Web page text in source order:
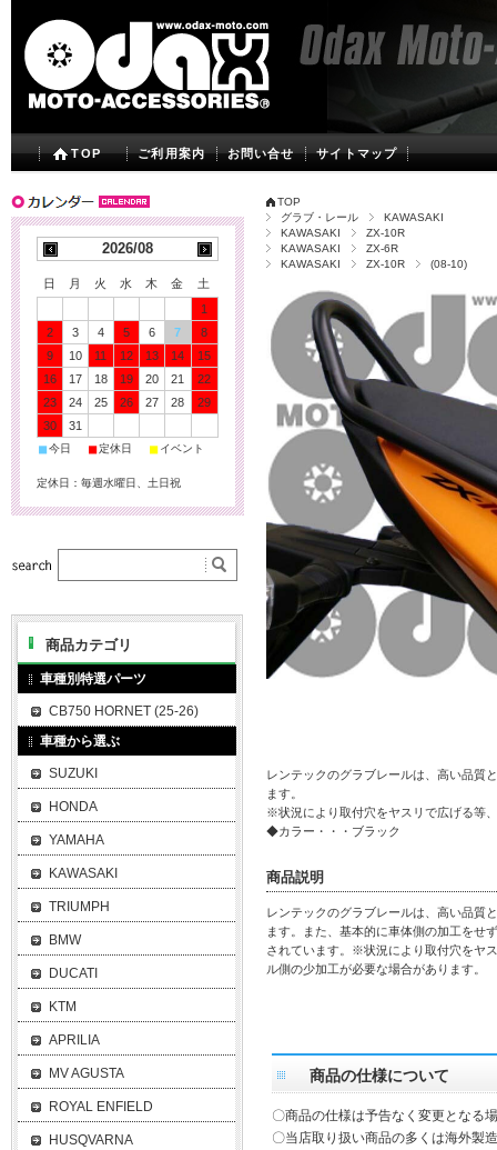
TOP ご利用案内 お問い合せ サイトマップ
TOP
グラブ・レール
KAWASAKI
KAWASAKI
ZX-10R
KAWASAKI
ZX-6R
KAWASAKI
ZX-10R (08-10)
レンテックのグラブレールは、高い品質
ます。
※状況により取付穴をヤスリで広げる等
◆カラー・・・ブラック
商品説明
レンテックのグラブレールは、高い品質
ます。また、基本的に車体側の加工をせ
されています。※状況により取付穴をヤ
ル側の少加工が必要な場合があります。
商品の仕様について
〇商品の仕様は予告なく変更となる
〇当店取り扱い商品の多くは海外製
2026/08
日 月 火 水 木 金
土
1
2
3 4 5 6 7
8
9
10 11 12 13 14
15
16
17 18 19 20 21
22
23
24 25 26 27 28
29
30
31
■今日 ■定休日 ■ イベント
定休日：毎週水曜日、土日祝
商品カテゴリ
車種別特選パーツ
CB750 HORNET (25-26)
車種から選ぶ
SUZUKI
HONDA
YAMAHA
KAWASAKI
TRIUMPH
BMW
DUCATI
KTM
APRILIA
MV AGUSTA
ROYAL ENFIELD
HUSQVARNA